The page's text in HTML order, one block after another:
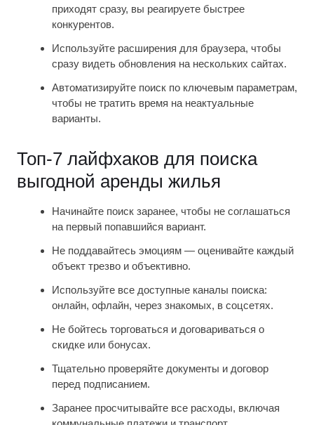
приходят сразу, вы реагируете быстрее
конкурентов.
Используйте расширения для браузера, чтобы
сразу видеть обновления на нескольких сайтах.
Автоматизируйте поиск по ключевым параметрам,
чтобы не тратить время на неактуальные
варианты.
Топ-7 лайфхаков для поиска
выгодной аренды жилья
Начинайте поиск заранее, чтобы не соглашаться
на первый попавшийся вариант.
Не поддавайтесь эмоциям — оценивайте каждый
объект трезво и объективно.
Используйте все доступные каналы поиска:
онлайн, офлайн, через знакомых, в соцсетях.
Не бойтесь торговаться и договариваться о
скидке или бонусах.
Тщательно проверяйте документы и договор
перед подписанием.
Заранее просчитывайте все расходы, включая